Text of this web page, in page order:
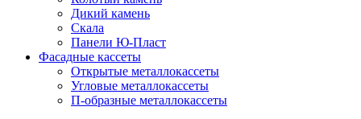
Дикий камень
Скала
Панели Ю-Пласт
Фасадные кассеты
Открытые металлокассеты
Угловые металлокассеты
П-образные металлокассеты